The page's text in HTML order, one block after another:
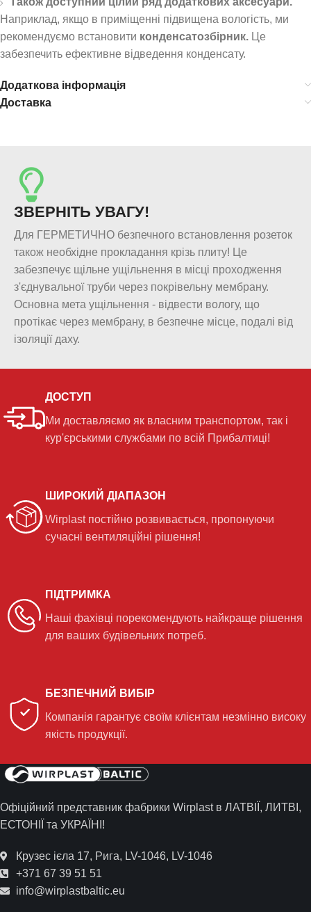
Наприклад, якщо в приміщенні підвищена вологість, ми
рекомендуємо встановити конденсатозбірник. Це
забезпечить ефективне відведення конденсату.
Додаткова інформація
Доставка
ЗВЕРНІТЬ УВАГУ!
Для ГЕРМЕТИЧНО безпечного встановлення розеток
також необхідне прокладання крізь плиту! Це
забезпечує щільне ущільнення в місці проходження
з'єднувальної труби через покрівельну мембрану.
Основна мета ущільнення - відвести вологу, що
протікає через мембрану, в безпечне місце, подалі від
ізоляції даху.
ДОСТУП
Ми доставляємо як власним транспортом, так і
кур'єрськими службами по всій Прибалтиці!
ШИРОКИЙ ДІАПАЗОН
Wirplast постійно розвивається, пропонуючи
сучасні вентиляційні рішення!
ПІДТРИМКА
Наші фахівці порекомендують найкраще рішення
для ваших будівельних потреб.
БЕЗПЕЧНИЙ ВИБІР
Компанія гарантує своїм клієнтам незмінно високу
якість продукції.
Офіційний представник фабрики Wirplast в ЛАТВІЇ, ЛИТВІ,
ЕСТОНІЇ та УКРАЇНІ!
Крузес ієла 17, Рига, LV-1046, LV-1046
+371 67 39 51 51
info@wirplastbaltic.eu